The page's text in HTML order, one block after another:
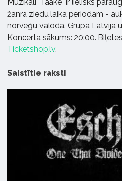
Muzikāli "Taake" ir lielisks
žanra ziedu laika periodam -
norvēģu valodā. Grupa Latvijā
Koncerta sākums: 20:00.
Ticketshop.lv.
Saistītie raksti